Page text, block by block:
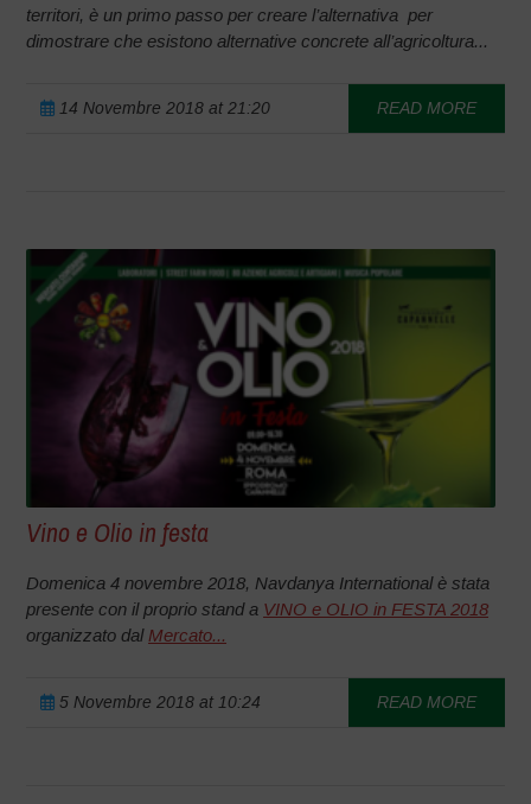
territori, è un primo passo per creare l’alternativa per
dimostrare che esistono alternative concrete all’agricoltura...
14 Novembre 2018 at 21:20 READ MORE
Vino e Olio in festa
Domenica 4 novembre 2018, Navdanya International è stata
presente con il proprio stand a VINO e OLIO in FESTA 2018
organizzato dal Mercato...
5 Novembre 2018 at 10:24 READ MORE